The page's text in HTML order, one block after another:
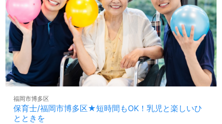
保育士/福岡市博多区★短時間もOK！乳児と楽しいひ
とときを
福岡市博多区